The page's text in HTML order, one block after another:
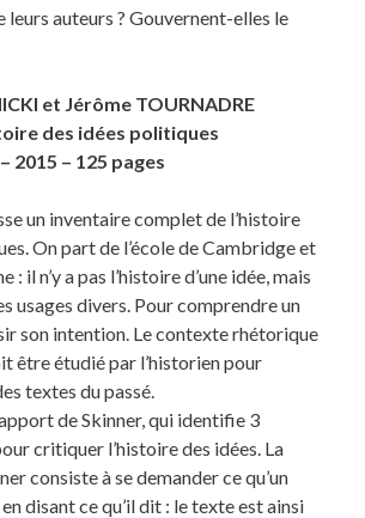
leurs auteurs ? Gouvernent-elles le
et Jérôme TOURNADRE
des idées politiques
2015 – 125 pages
un inventaire complet de l’histoire
On part de l’école de Cambridge et
il n’y a pas l’histoire d’une idée, mais
usages divers. Pour comprendre un
son intention. Le contexte rhétorique
être étudié par l’historien pour
textes du passé.
de Skinner, qui identifie 3
critiquer l’histoire des idées. La
consiste à se demander ce qu’un
disant ce qu’il dit : le texte est ainsi